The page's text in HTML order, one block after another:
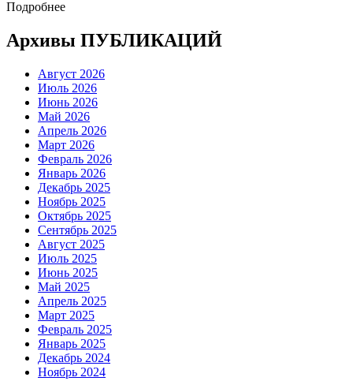
Подробнее
Архивы ПУБЛИКАЦИЙ
Август 2026
Июль 2026
Июнь 2026
Май 2026
Апрель 2026
Март 2026
Февраль 2026
Январь 2026
Декабрь 2025
Ноябрь 2025
Октябрь 2025
Сентябрь 2025
Август 2025
Июль 2025
Июнь 2025
Май 2025
Апрель 2025
Март 2025
Февраль 2025
Январь 2025
Декабрь 2024
Ноябрь 2024